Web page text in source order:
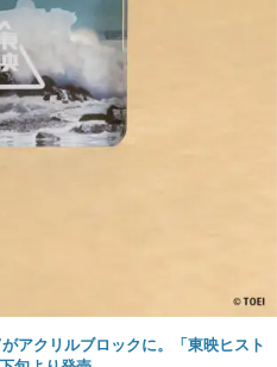
アクリルブロックに。「東映ヒスト